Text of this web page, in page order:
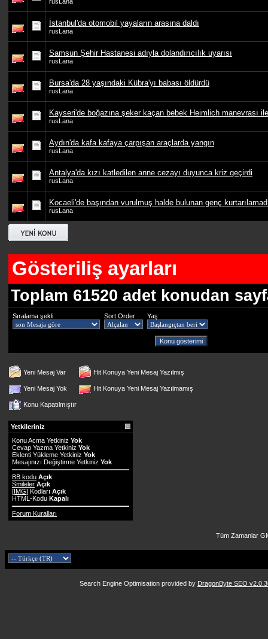
İstanbul'da otomobil yayaların arasına daldı
rusLana
Samsun Şehir Hastanesi adıyla dolandırıcılık uyarısı
rusLana
Bursa'da 28 yaşındaki Kübra'yı babası öldürdü
rusLana
Kayseri'de boğazına şeker kaçan bebek Heimlich manevrası ile
rusLana
Aydın'da kafa kafaya çarpışan araçlarda yangın
rusLana
Antalya'da kızı katledilen anne cezayı duyunca kriz geçirdi
rusLana
Kocaeli'de başından vurulmuş halde bulunan genç
rusLana
Gösteriliş ayarları
Toplam 61520 adet konudan
Sıralama şekli Sort Order Yaş
Yeni Mesaj Var Hit Konuya Yeni Mesaj Yazılmış
Yeni Mesaj Yok Hit Konuya Yeni Mesaj Yazılmamış
Konu Kapatılmıştır
Yetkileriniz
Konu Acma Yetkiniz Yok
Cevap Yazma Yetkiniz Yok
Eklenti Yükleme Yetkiniz Yok
Mesajınızı Değiştirme Yetkiniz Yok
BB kodu Açık
Smileler Açık
[IMG] Kodları Açık
HTML-Kodu Kapalı
Forum Kuralları
Tüm Zamanlar
Search Engine Optimisation provided by DragonByte SEO